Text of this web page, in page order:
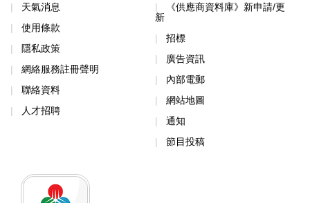
天氣消息
使用條款
隱私政策
網絡服務註冊聲明
聯絡資料
人才招聘
《供應商資料庫》新申請/更
新
招標
廣告資訊
內部電郵
網站地圖
通知
節目投稿